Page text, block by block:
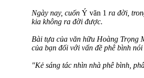
Ngày nay, cuốn Ý văn 1 ra đời,
kia không ra đời được.
Bài tựa của văn hữu Hoàng Trọng
của bạn đối với vấn đề phê bình
"Kẻ sáng tác nhìn nhà phê bình,